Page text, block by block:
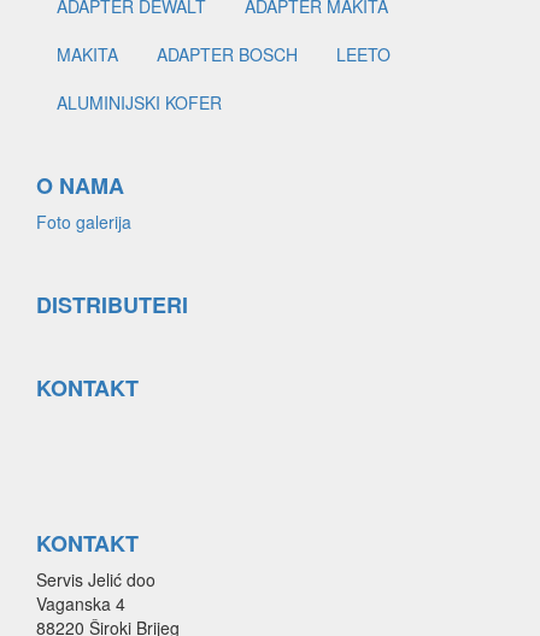
ADAPTER DEWALT
ADAPTER MAKITA
MAKITA
ADAPTER BOSCH
LEETO
ALUMINIJSKI KOFER
O NAMA
Foto galerija
DISTRIBUTERI
KONTAKT
KONTAKT
Servis Jelić doo
Vaganska 4
88220 Široki Brijeg